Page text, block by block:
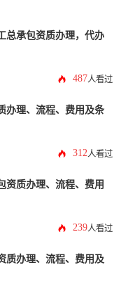
总承包资质办理，代办
487人看过
办理、流程、费用及条
312人看过
资质办理、流程、费用
239人看过
质办理、流程、费用及